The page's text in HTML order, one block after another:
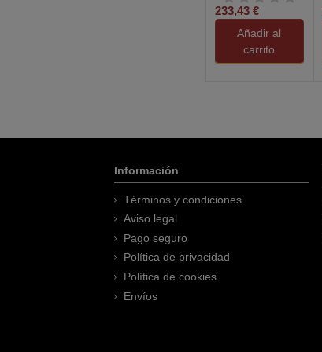
233,43 €
Añadir al
carrito
Información
Términos y condiciones
Aviso legal
Pago seguro
Política de privacidad
Política de cookies
Envíos